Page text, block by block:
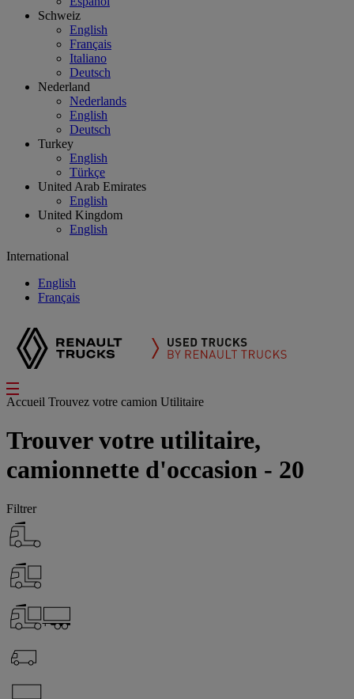
Schweiz
English
Français
Italiano
Deutsch
Nederland
Nederlands
English
Deutsch
Turkey
English
Türkçe
United Arab Emirates
English
United Kingdom
English
International
English
Français
Accueil Trouvez votre camion Utilitaire
Trouver votre utilitaire,
camionnette d'occasion - 20
Filtrer